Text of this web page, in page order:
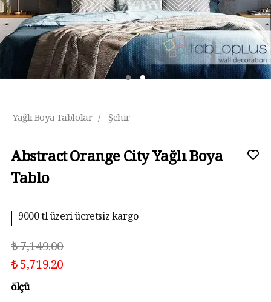
Yağlı Boya Tablolar / Şehir
Abstract Orange City Yağlı Boya
Tablo
9000 tl üzeri ücretsiz kargo
₺ 7,149.00
₺ 5,719.20
ölçü